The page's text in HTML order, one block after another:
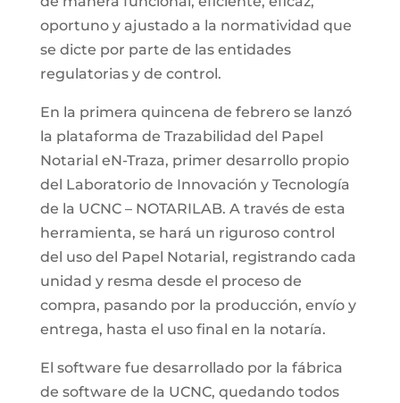
oportuno y ajustado a la normatividad que
se dicte por parte de las entidades
regulatorias y de control.
En la primera quincena de febrero se lanzó
la plataforma de Trazabilidad del Papel
Notarial eN-Traza, primer desarrollo propio
del Laboratorio de Innovación y Tecnología
de la UCNC – NOTARILAB. A través de esta
herramienta, se hará un riguroso control
del uso del Papel Notarial, registrando cada
unidad y resma desde el proceso de
compra, pasando por la producción, envío y
entrega, hasta el uso final en la notaría.
El software fue desarrollado por la fábrica
de software de la UCNC, quedando todos